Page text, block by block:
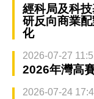
經科局及科
研反向商業
化
2026-07-27
2026年灣高
2026-07-24